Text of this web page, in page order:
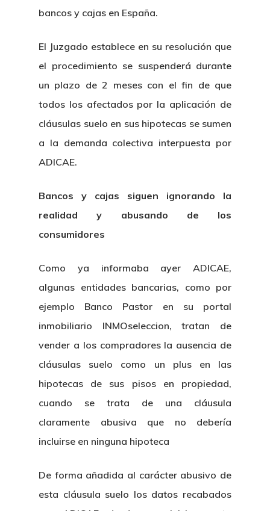
bancos y cajas en España.
El Juzgado establece en su resolución que
el procedimiento se suspenderá durante
un plazo de 2 meses con el fin de que
todos los afectados por la aplicación de
cláusulas suelo en sus hipotecas se sumen
a la demanda colectiva interpuesta por
ADICAE.
Bancos y cajas siguen ignorando la
realidad y abusando de los
consumidores
Como ya informaba ayer ADICAE,
algunas entidades bancarias, como por
ejemplo Banco Pastor en su portal
inmobiliario INMOseleccion, tratan de
vender a los compradores la ausencia de
cláusulas suelo como un plus en las
hipotecas de sus pisos en propiedad,
cuando se trata de una cláusula
claramente abusiva que no debería
incluirse en ninguna hipoteca
De forma añadida al carácter abusivo de
esta cláusula suelo los datos recabados